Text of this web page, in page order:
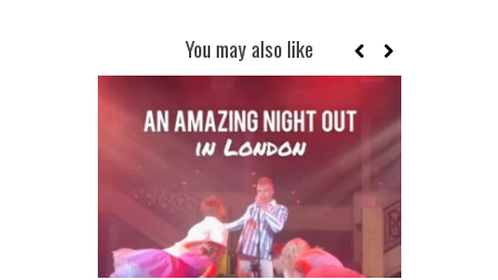
You may also like